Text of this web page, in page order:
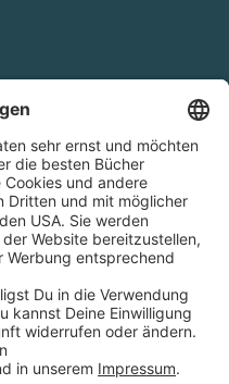
Bestellwert innerhalb